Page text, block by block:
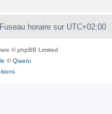
r
Fuseau horaire sur UTC+02:00
© phpBB Limited
©Qiaeru